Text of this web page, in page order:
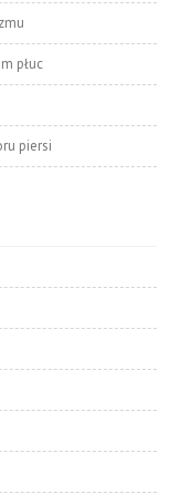
płuc
piersi